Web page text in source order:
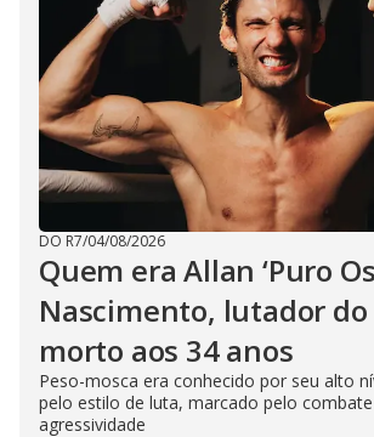
DO R7/04/08/2026
Quem era Allan ‘Puro
Nascimento, lutador do
morto aos 34 anos
Peso-mosca era conhecido por seu alto
pelo estilo de luta, marcado pelo
agressividade